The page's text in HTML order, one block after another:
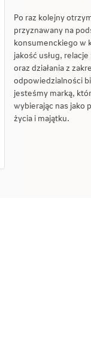
Po raz kolejny
przyznawany na
konsumenckiego w
jakość usług,
oraz działania z
odpowiedzialności
jesteśmy marką,
wybierając nas jako
życia i majątku.